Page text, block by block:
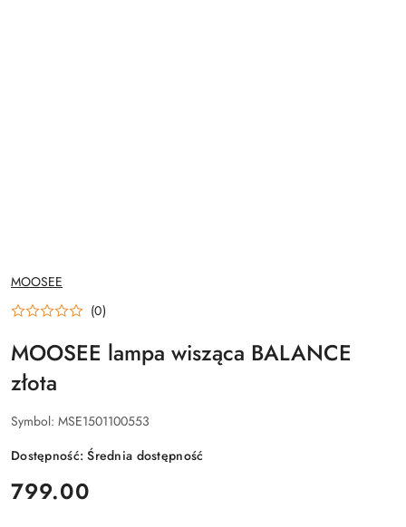
NAZWA
PRODUCENTA:
MOOSEE
(0)
MOOSEE lampa wisząca BALANCE
złota
Symbol: MSE1501100553
Dostępność:Średnia dostępność
cena:
799.00